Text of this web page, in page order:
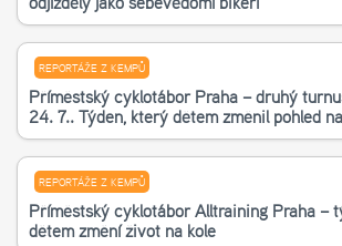
REPORTÁŽE Z KEMPŮ
Příměstský cyklotábor Praha – druhý
24. 7.. Týden, který dětem změnil pohled
REPORTÁŽE Z KEMPŮ
Příměstský cyklotábor Alltraining Praha –
dětem změní život na kole